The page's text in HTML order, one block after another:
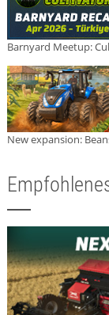
Barnyard Meetup:
New expansion: